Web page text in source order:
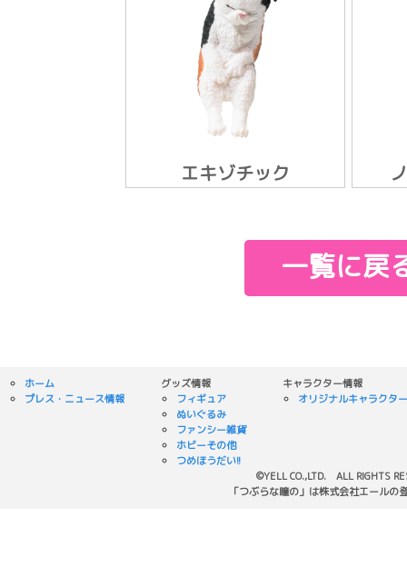
エキゾチック
一覧に戻
ホーム
プレス・ニュース情報
グッズ情報
フィギュア
ぬいぐるみ
ファンシー雑貨
ホビーその他
つめほうだい!!
キャラクター情報
オリジナルキャラクター
©YELL CO.,LTD. ALL RIGHTS
「つぶらな瞳の」は株式会社エールの